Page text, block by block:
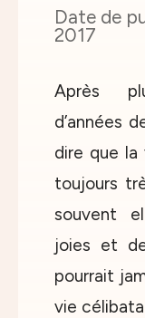
2017
Après
d’années
dire que la
toujours
souvent
joies et
pourrait
vie